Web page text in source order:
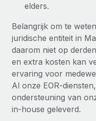
elders.
Belangrijk om te
juridische entiteit in
daarom niet op
en extra kosten kan
ervaring voor
Al onze EOR-
ondersteuning van
in-house geleverd.